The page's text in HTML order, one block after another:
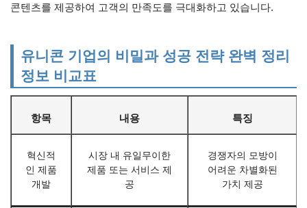
콘텐츠를 제공하여 고객의 만족도를 극대화하고 있습니다.
유니콘 기업의 비밀과 성공 전략 완벽 정리
정보 비교표
항목 내용 특징
혁신적
인 제품
개발
시장 내 유일무이한
제품 또는 서비스 제
공
경쟁자의 모방이
어려운 차별화된
가치 제공